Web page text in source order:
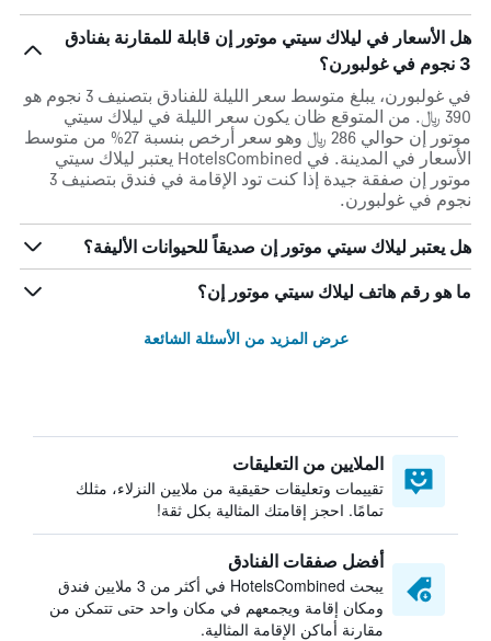
هل الأسعار في ليلاك سيتي موتور إن قابلة للمقارنة بفنادق
3 نجوم في غولبورن؟
في غولبورن، يبلغ متوسط ​​سعر الليلة للفنادق بتصنيف 3 نجوم هو
390 ﷼. من المتوقع ظان يكون سعر الليلة في ليلاك سيتي
موتور إن حوالي 286 ﷼ وهو سعر أرخص بنسبة 27% من متوسط
الأسعار في المدينة. في HotelsCombined يعتبر ليلاك سيتي
موتور إن صفقة جيدة إذا كنت تود الإقامة في فندق بتصنيف 3
نجوم في غولبورن.
هل يعتبر ليلاك سيتي موتور إن صديقاً للحيوانات الأليفة؟
ما هو رقم هاتف ليلاك سيتي موتور إن؟
عرض المزيد من الأسئلة الشائعة
الملايين من التعليقات
تقييمات وتعليقات حقيقية من ملايين النزلاء، مثلك
تمامًا. احجز إقامتك المثالية بكل ثقة!
أفضل صفقات الفنادق
يبحث HotelsCombined في أكثر من 3 ملايين فندق
ومكان إقامة ويجمعهم في مكان واحد حتى تتمكن من
مقارنة أماكن الإقامة المثالية.